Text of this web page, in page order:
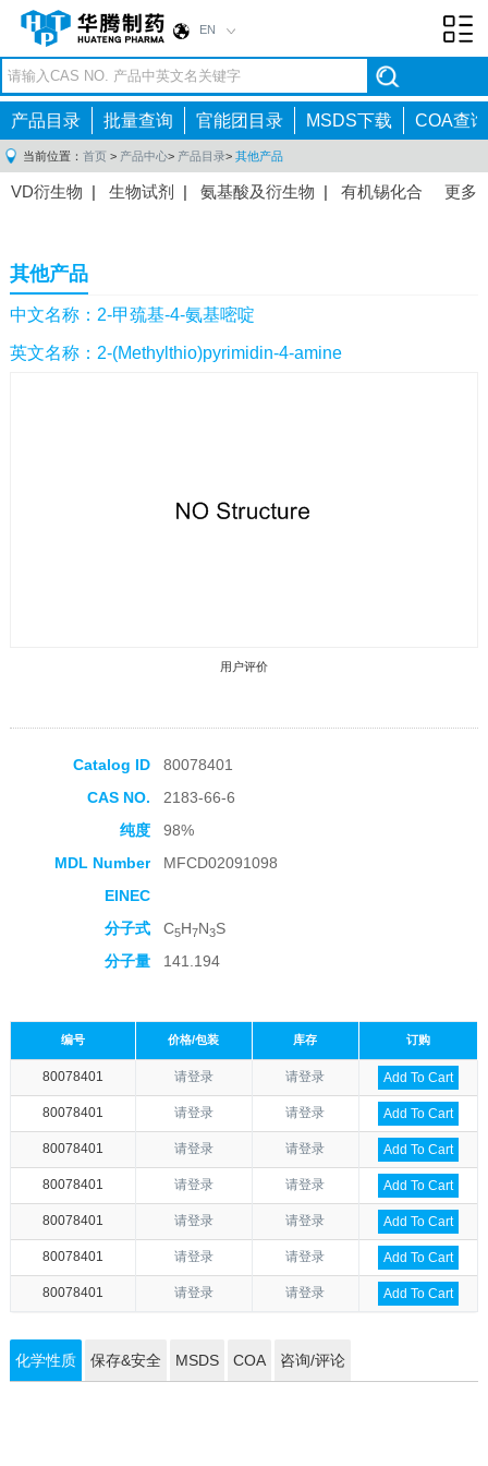
EN
产品目录 批量查询 官能团目录 MSDS下载 COA查询
当前位置： 首页 > 产品中心> 产品目录> 其他产品
更多
VD衍生物 | 生物试剂 | 氨基酸及衍生物 | 有机锡化合
间体|抗高血压药物中间体
感染药物中间体
体 |抗精神病药物中间体|抗炎药物中间体
药中间体|其他原料药中间体|
其他产品
中文名称：2-甲巯基-4-氨基嘧啶
英文名称：2-(Methylthio)pyrimidin-4-amine
用户评价
Catalog ID
80078401
CAS NO.
2183-66-6
纯度
98%
MDL Number
MFCD02091098
EINEC
分子式
C5H7N3S
分子量
141.194
编号 价格/包装 库存 订购
80078401 请登录 请登录 Add To Cart
80078401 请登录 请登录 Add To Cart
80078401 请登录 请登录 Add To Cart
80078401 请登录 请登录 Add To Cart
80078401 请登录 请登录 Add To Cart
80078401 请登录 请登录 Add To Cart
80078401 请登录 请登录 Add To Cart
化学性质 保存&安全 MSDS COA 咨询/评论